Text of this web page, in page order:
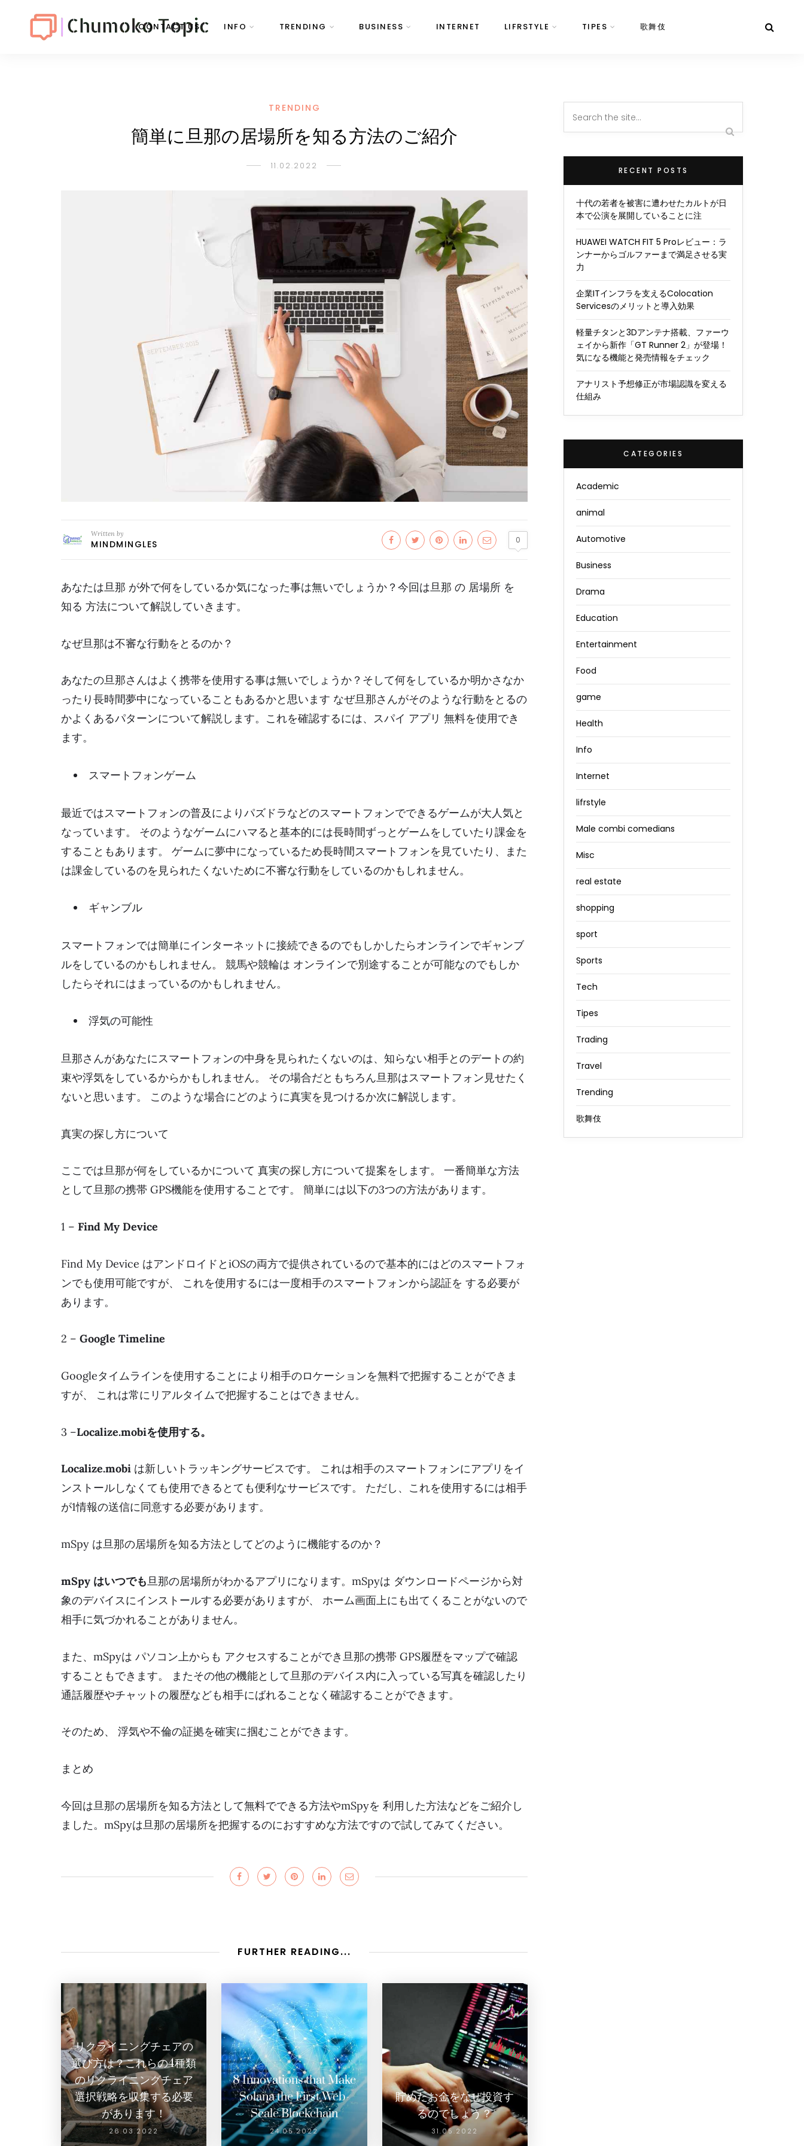
CONTACT US INFO TRENDING BUSINESS INTERNET LIFRSTYLE TIPES 歌舞伎
TRENDING
簡単に旦那の居場所を知る方法のご紹介
11.02.2022
Written by
MINDMINGLES 0
あなたは旦那 が外で何をしているか気になった事は無いでしょうか？今回は旦那 の 居場所 を
知る 方法について解説していきます。
なぜ旦那は不審な行動をとるのか？
あなたの旦那さんはよく携帯を使用する事は無いでしょうか？そして何をしているか明かさなか
ったり長時間夢中になっていることもあるかと思います なぜ旦那さんがそのような行動をとるの
かよくあるパターンについて解説します。これを確認するには、 スパイ アプリ 無料を使用でき
ます。
スマートフォンゲーム
最近ではスマートフォンの普及によりパズドラなどのスマートフォンでできるゲームが大人気と
なっています。 そのようなゲームにハマると基本的には長時間ずっとゲームをしていたり課金を
することもあります。 ゲームに夢中になっているため長時間スマートフォンを見ていたり、また
は課金しているのを見られたくないために不審な行動をしているのかもしれません。
ギャンブル
スマートフォンでは簡単にインターネットに接続できるのでもしかしたらオンラインでギャンブ
ルをしているのかもしれません。 競馬や競輪は オンラインで別途することが可能なのでもしか
したらそれにはまっているのかもしれません。
浮気の可能性
旦那さんがあなたにスマートフォンの中身を見られたくないのは、知らない相手とのデートの約
束や浮気をしているからかもしれません。 その場合だともちろん旦那はスマートフォン見せたく
ないと思います。 このような場合にどのように真実を見つけるか次に解説します。
真実の探し方について
ここでは旦那が何をしているかについて 真実の探し方について提案をします。 一番簡単な方法
として旦那の携帯 GPS機能を使用することです。 簡単には以下の3つの方法があります。
1 – Find My Device
Find My Device はアンドロイドとiOSの両方で提供されているので基本的にはどのスマートフォ
ンでも使用可能ですが、 これを使用するには一度相手のスマートフォンから認証を する必要が
あります。
2 – Google Timeline
Googleタイムラインを使用することにより相手のロケーションを無料で把握することができま
すが、 これは常にリアルタイムで把握することはできません。
3 –Localize.mobiを使用する。
Localize.mobi は新しいトラッキングサービスです。 これは相手のスマートフォンにアプリをイ
ンストールしなくても使用できるとても便利なサービスです。 ただし、これを使用するには相手
が1情報の送信に同意する必要があります。
mSpy は旦那の居場所を知る方法としてどのように機能するのか？
mSpy はいつでも旦那の居場所がわかるアプリになります。mSpyは ダウンロードページから対
象のデバイスにインストールする必要がありますが、 ホーム画面上にも出てくることがないので
相手に気づかれることがありません。
また、mSpyは パソコン上からも アクセスすることができ旦那の携帯 GPS履歴をマップで確認
することもできます。 またその他の機能として旦那のデバイス内に入っている写真を確認したり
通話履歴やチャットの履歴なども相手にばれることなく確認することができます。
そのため、 浮気や不倫の証拠を確実に掴むことができます。
まとめ
今回は旦那の居場所を知る方法として無料でできる方法やmSpyを 利用した方法などをご紹介し
ました。mSpyは旦那の居場所を把握するのにおすすめな方法ですので試してみてください。
FURTHER READING...
リクライニングチェアの
選び方は？これらの4種類
のリクライニングチェア
選択戦略を収集する必要
があります！
26.03.2022
8 Innovations that Make
Solana the First Web-
Scale Blockchain
24.05.2022
貯めたお金をなぜ投資す
るのでしょう？
31.05.2022
RECENT POSTS
十代の若者を被害に遭わせたカルトが日
本で公演を展開していることに注
HUAWEI WATCH FIT 5 Proレビュー：ラ
ンナーからゴルファーまで満足させる実
力
企業ITインフラを支えるColocation
Servicesのメリットと導入効果
軽量チタンと3Dアンテナ搭載、ファーウ
ェイから新作「GT Runner 2」が登場！
気になる機能と発売情報をチェック
アナリスト予想修正が市場認識を変える
仕組み
CATEGORIES
Academic
animal
Automotive
Business
Drama
Education
Entertainment
Food
game
Health
Info
Internet
lifrstyle
Male combi comedians
Misc
real estate
shopping
sport
Sports
Tech
Tipes
Trading
Travel
Trending
歌舞伎